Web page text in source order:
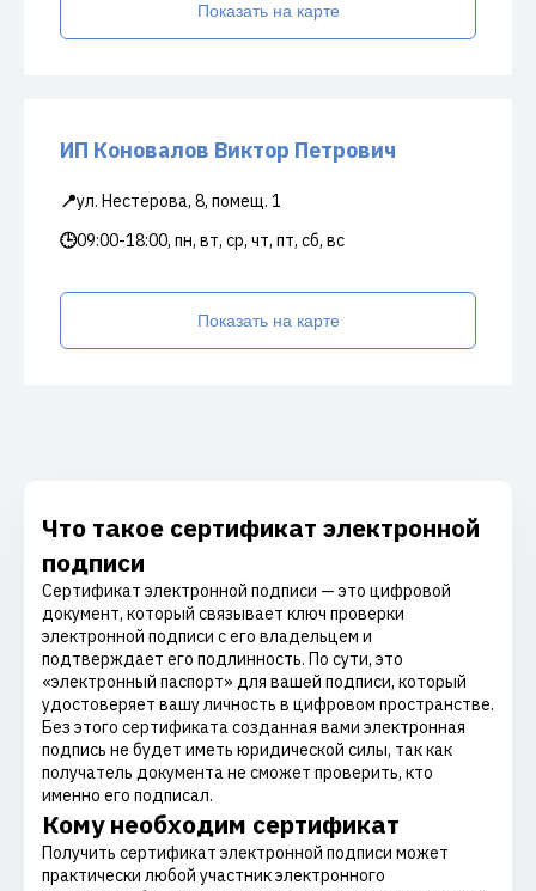
Показать на карте
ИП Коновалов Виктор Петрович
📍ул. Нестерова, 8, помещ. 1
🕒09:00-18:00, пн, вт, ср, чт, пт, сб, вс
Показать на карте
Что такое сертификат электронной
подписи
Сертификат электронной подписи — это цифровой
документ, который связывает ключ проверки
электронной подписи с его владельцем и
подтверждает его подлинность. По сути, это
«электронный паспорт» для вашей подписи, который
удостоверяет вашу личность в цифровом пространстве.
Без этого сертификата созданная вами электронная
подпись не будет иметь юридической силы, так как
получатель документа не сможет проверить, кто
именно его подписал.
Кому необходим сертификат
Получить сертификат электронной подписи может
практически любой участник электронного